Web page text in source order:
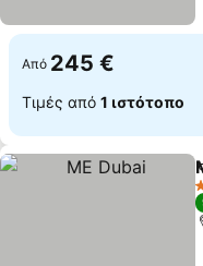
Από 245 €
Τιμές από 1 ιστότοπο